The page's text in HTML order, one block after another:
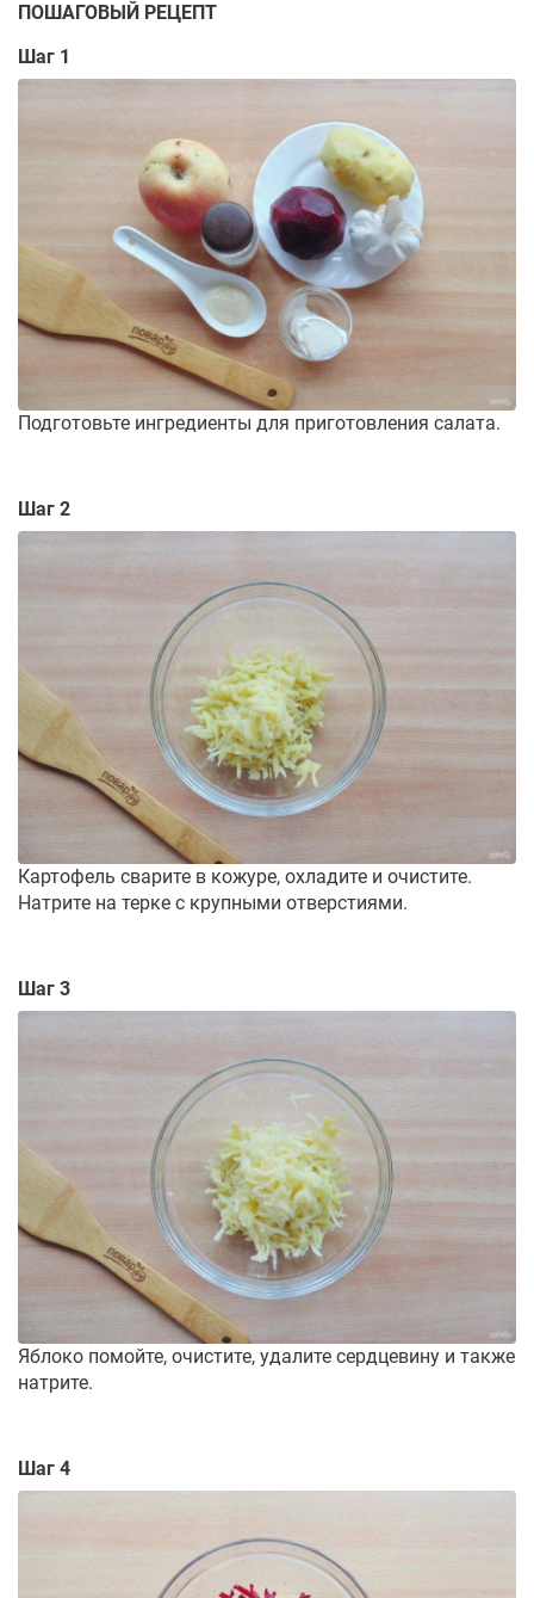
ПОШАГОВЫЙ РЕЦЕПТ
Шаг 1
Подготовьте ингредиенты для приготовления салата.
Шаг 2
Картофель сварите в кожуре, охладите и очистите.
Натрите на терке с крупными отверстиями.
Шаг 3
Яблоко помойте, очистите, удалите сердцевину и также
натрите.
Шаг 4